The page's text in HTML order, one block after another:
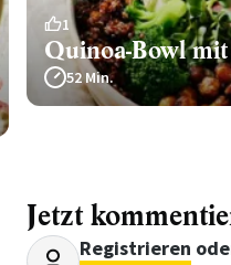
1
Quinoa-Bowl
52 Min.
Jetzt
Registrieren